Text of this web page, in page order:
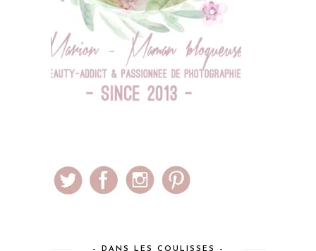
– DANS LES COULISSES –